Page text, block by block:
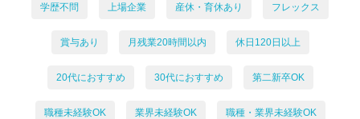
学歴不問 上場企業 産休・育休あり フレックス
賞与あり 月残業20時間以内 休日120日以上
20代におすすめ 30代におすすめ 第二新卒OK
職種未経験OK 業界未経験OK 職種・業界未経験OK